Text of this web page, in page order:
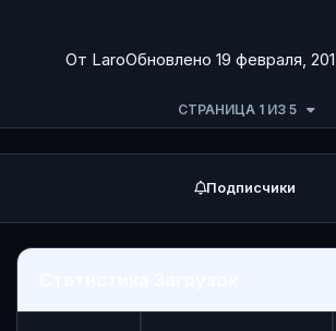
От LaroОбновлено 19 февраля,
СТРАНИЦА 1 ИЗ 5
Подписчики